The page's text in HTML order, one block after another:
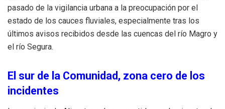
pasado de la vigilancia urbana a la preocupación por el
estado de los cauces fluviales, especialmente tras los
últimos avisos recibidos desde las cuencas del río Magro y
el río Segura.
El sur de la Comunidad, zona cero de los
incidentes